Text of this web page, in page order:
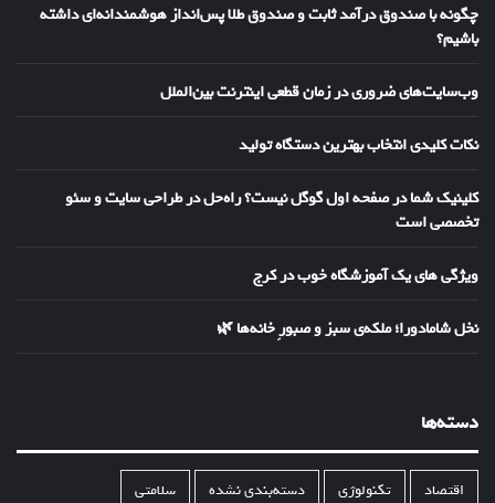
چگونه با صندوق درآمد ثابت و صندوق طلا پس‌انداز هوشمندانه‌ای داشته
باشیم؟
وب‌سایت‌های ضروری در زمان قطعی اینترنت بین‌الملل
نکات کلیدی انتخاب بهترین دستگاه تولید
کلینیک شما در صفحه اول گوگل نیست؟ راه‌حل در طراحی سایت و سئو
تخصصی است
ویژگی های یک آموزشگاه خوب در کرج
نخل شامادورا؛ ملکه‌ی سبز و صبورِ خانه‌ها 🌿
دسته‌ها
اقتصاد تکنولوژی دسته‌بندی نشده سلامتی